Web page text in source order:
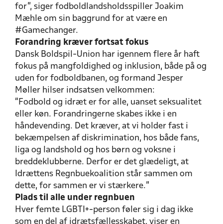
for”, siger fodboldlandsholdsspiller Joakim
Mæhle om sin baggrund for at være en
#Gamechanger.
Forandring kræver fortsat fokus
Dansk Boldspil-Union har igennem flere år haft
fokus på mangfoldighed og inklusion, både på og
uden for fodboldbanen, og formand Jesper
Møller hilser indsatsen velkommen:
“Fodbold og idræt er for alle, uanset seksualitet
eller køn. Forandringerne skabes ikke i en
håndevending. Det kræver, at vi holder fast i
bekæmpelsen af diskrimination, hos både fans,
liga og landshold og hos børn og voksne i
breddeklubberne. Derfor er det glædeligt, at
Idrættens Regnbuekoalition står sammen om
dette, for sammen er vi stærkere.”
Plads til alle under regnbuen
Hver femte LGBTI+-person føler sig i dag ikke
som en del af idrætsfællesskabet, viser en